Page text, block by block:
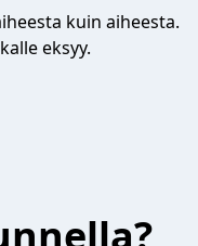
kuin aiheesta.
eksyy.